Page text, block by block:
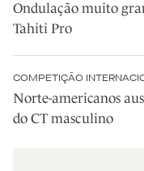
Ondulação muito
Tahiti Pro
COMPETIÇÃO
Norte-americanos
do CT masculino